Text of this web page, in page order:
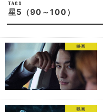
星5（90～100）
映画
映画